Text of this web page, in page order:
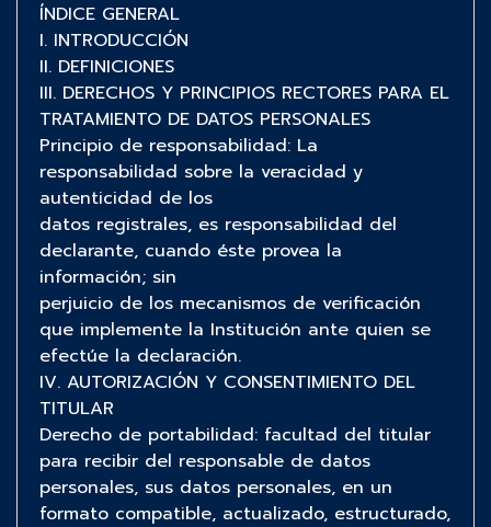
ÍNDICE GENERAL
I. INTRODUCCIÓN
II. DEFINICIONES
III. DERECHOS Y PRINCIPIOS RECTORES PARA EL
TRATAMIENTO DE DATOS PERSONALES
Principio de responsabilidad: La
responsabilidad sobre la veracidad y
autenticidad de los
datos registrales, es responsabilidad del
declarante, cuando éste provea la
información; sin
perjuicio de los mecanismos de verificación
que implemente la Institución ante quien se
efectúe la declaración.
IV. AUTORIZACIÓN Y CONSENTIMIENTO DEL
TITULAR
Derecho de portabilidad: facultad del titular
para recibir del responsable de datos
personales, sus datos personales, en un
formato compatible, actualizado, estructurado,